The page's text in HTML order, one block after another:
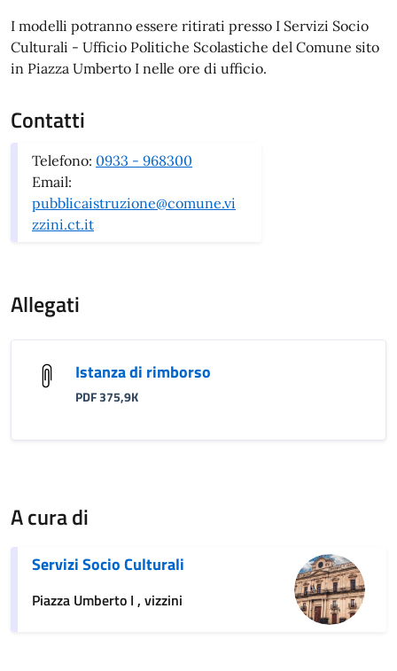
I modelli potranno essere ritirati presso I Servizi Socio
Culturali - Ufficio Politiche Scolastiche del Comune sito
in Piazza Umberto I nelle ore di ufficio.
Contatti
Telefono: 0933 - 968300
Email:
pubblicaistruzione@comune.vi
zzini.ct.it
Allegati
Istanza di rimborso
PDF 375,9K
A cura di
Servizi Socio Culturali
Piazza Umberto I , vizzini